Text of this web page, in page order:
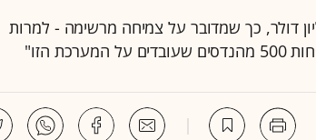
דיווחה גונג על קצב הכנסות שנתי של 300 מיליון דולר, כך שמדובר על צמיחה מרשימה - למרות
הזו"